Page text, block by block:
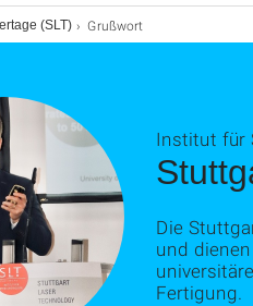
(SLT) Grußwort
Institut für
Die
und
Fertigung.